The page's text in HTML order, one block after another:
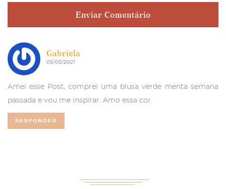
Gabriela
05/05/2021
Amei esse Post, comprei uma blusa verde menta semana
passada e vou me inspirar. Amo essa cor.
RESPONDER